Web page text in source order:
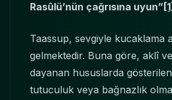
Rasûlü’nün çağrısına uyun” [1]
Taassup, sevgiyle kucaklama
gelmektedir. Buna göre, aklî
dayanan hususlarda gösterilen
tutuculuk veya bağnazlık